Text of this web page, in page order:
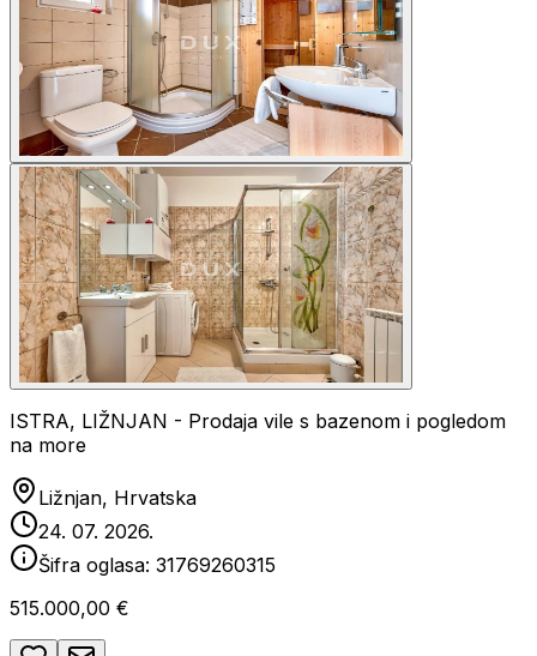
ISTRA, LIŽNJAN - Prodaja vile s bazenom i pogledom
na more
Ližnjan, Hrvatska
24. 07. 2026.
Šifra oglasa: 31769260315
515.000,00 €